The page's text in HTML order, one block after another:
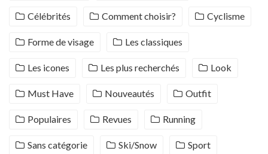
Célébrités Comment choisir? Cyclisme
Forme de visage Les classiques
Les icones Les plus recherchés Look
Must Have Nouveautés Outfit
Populaires Revues Running
Sans catégorie Ski/Snow Sport